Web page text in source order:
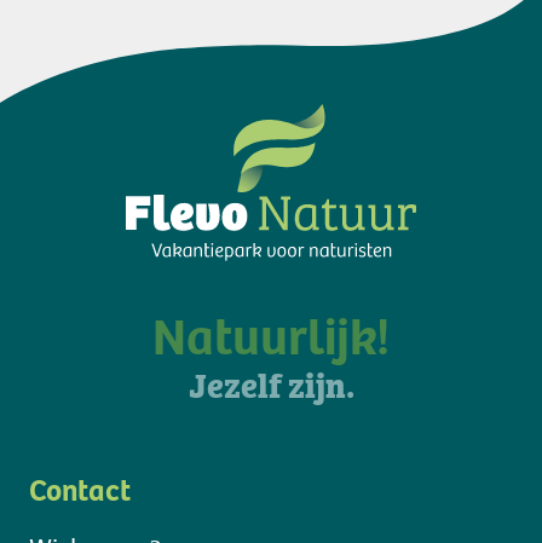
Natuurlijk!
Jezelf zijn.
Contact